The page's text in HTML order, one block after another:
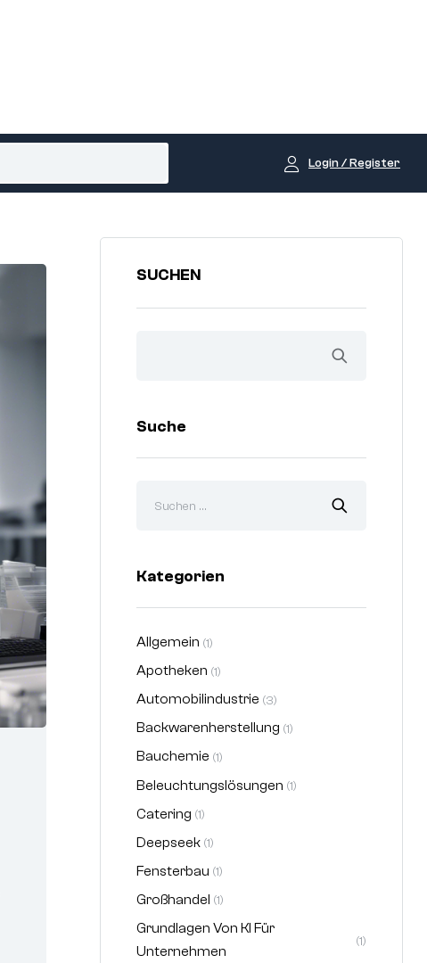
Login / Register
SUCHEN
Suche
Kategorien
Allgemein (1)
Apotheken (1)
Automobilindustrie (3)
Backwarenherstellung (1)
Bauchemie (1)
Beleuchtungslösungen (1)
Catering (1)
Deepseek (1)
Fensterbau (1)
Großhandel (1)
Grundlagen Von KI Für
Unternehmen
(1)